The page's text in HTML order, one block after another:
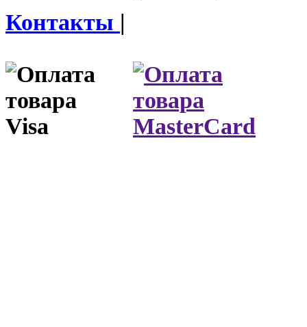
Контакты |